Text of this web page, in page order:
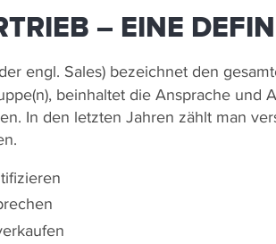
– EINE
engl. Sales) bezeichnet den
beinhaltet die Ansprache
In den letzten Jahren zählt man